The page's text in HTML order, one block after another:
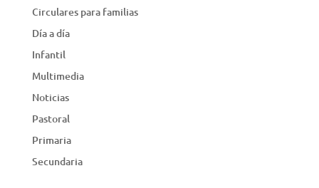
Circulares para familias
Día a día
Infantil
Multimedia
Noticias
Pastoral
Primaria
Secundaria